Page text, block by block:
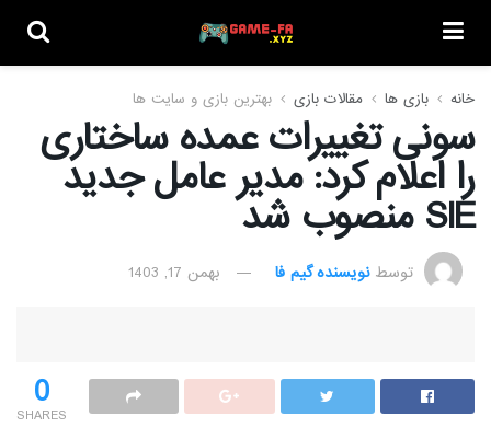
خانه بازی ها مقالات بازی بهترین بازی و سایت ها
سونی تغییرات عمده ساختاری
را اعلام کرد: مدیر عامل جدید
SIE منصوب شد
توسط نویسنده گیم فا بهمن 17, 1403
0
SHARES